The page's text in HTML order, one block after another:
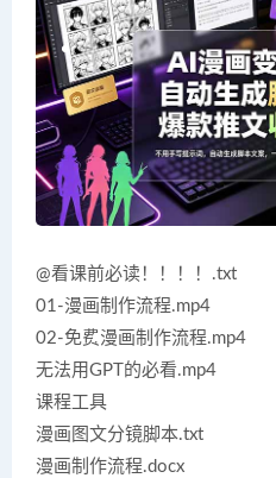
@看课前必读！！！！.txt
01-漫画制作流程.mp4
02-免费漫画制作流程.mp4
无法用GPT的必看.mp4
课程工具
漫画图文分镜脚本.txt
漫画制作流程.docx